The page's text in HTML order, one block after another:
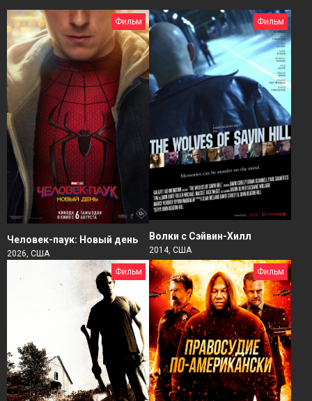
Фильм
Человек-паук: Новый день
2026, США
Фильм
Волки с Сэйвин-Хилл
2014, США
Фильм Фильм